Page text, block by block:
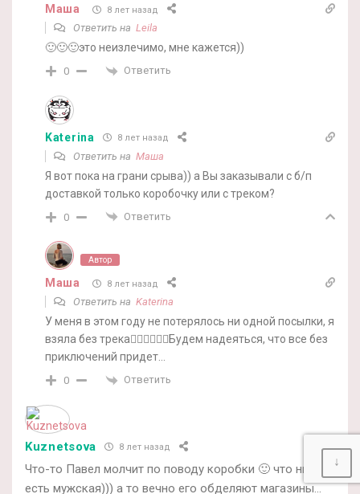
Маша 8 лет назад
Ответить на Leila
🙂🙂🙂это неизлечимо, мне кажется))
0 Ответить
Katerina 8 лет назад
Ответить на Маша
Я вот пока на грани срыва)) а Вы заказывали с б/п
доставкой только коробочку или с треком?
0 Ответить
Автор
Маша 8 лет назад
Ответить на Katerina
У меня в этом году не потерялось ни одной посылки, я
взяла без трека🤷‍♀️🤷‍♀️🤷‍♀️Будем надеяться, что все без
приключений придет…
0 Ответить
Kuznetsova 8 лет назад
Что-то Павел молчит по поводу коробки 🙂 что ни на
есть мужская))) а то вечно его обделяют магазины…
↓